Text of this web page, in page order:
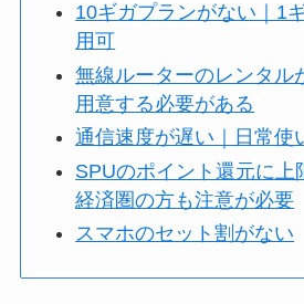
10ギガプランがない｜1
用可
無線ルーターのレンタル
用意する必要がある
通信速度が遅い｜日常使
SPUのポイント還元に上
経済圏の方も注意が必要
スマホのセット割がない